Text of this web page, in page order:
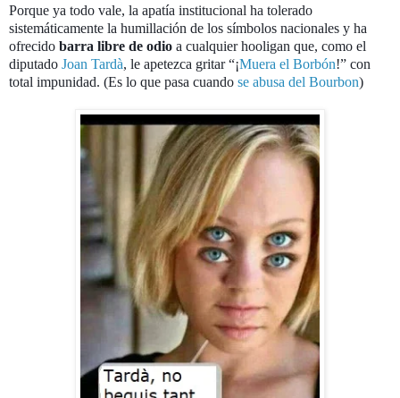
Porque ya todo vale, la apatía institucional ha tolerado
sistemáticamente la humillación de los símbolos nacionales y ha
ofrecido barra libre de odio a cualquier hooligan que, como el
diputado Joan Tardà, le apetezca gritar “¡Muera el Borbón!” con
total impunidad. (Es lo que pasa cuando se abusa del Bourbon)